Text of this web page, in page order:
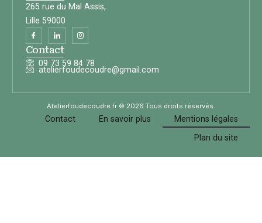
265 rue du Mal Assis,
Lille 59000
Contact
09 73 59 84 78
atelierfoudecoudre@gmail.com
Atelierfoudecoudre.fr © 2026 Tous droits réservés.
Contact En savoir plus
Mentions légales
Plan du site